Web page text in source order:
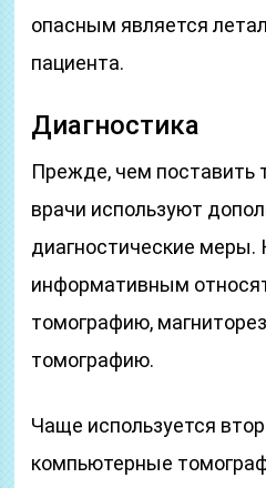
опасным является
пациента.
Диагностика
Прежде, чем поставить
врачи используют
диагностические меры.
информативным
томографию,
томографию.
Чаще используется
компьютерные